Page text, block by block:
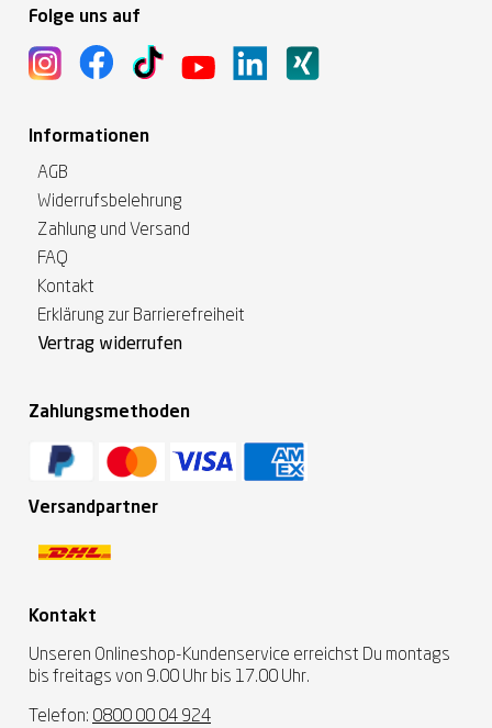
Folge uns auf
Informationen
AGB
Widerrufsbelehrung
Zahlung und Versand
FAQ
Kontakt
Erklärung zur Barrierefreiheit
Vertrag widerrufen
Zahlungsmethoden
Versandpartner
Kontakt
Unseren Onlineshop-Kundenservice erreichst Du montags
bis freitags von 9.00 Uhr bis 17.00 Uhr.
Telefon: 0800 00 04 924